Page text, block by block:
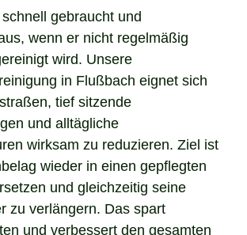
gebraucht und
wenn er nicht regelmäßig
wird. Unsere
in Flußbach eignet sich
tief sitzende
und alltägliche
wirksam zu reduzieren. Ziel ist
wieder in einen gepflegten
und gleichzeitig seine
zu verlängern. Das spart
und verbessert den gesamten